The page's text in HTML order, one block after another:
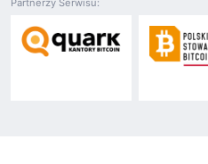
Partnerzy Serwisu: